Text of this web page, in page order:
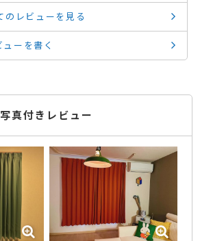
のレビューを見る
ーを書く
写真付きレビュー